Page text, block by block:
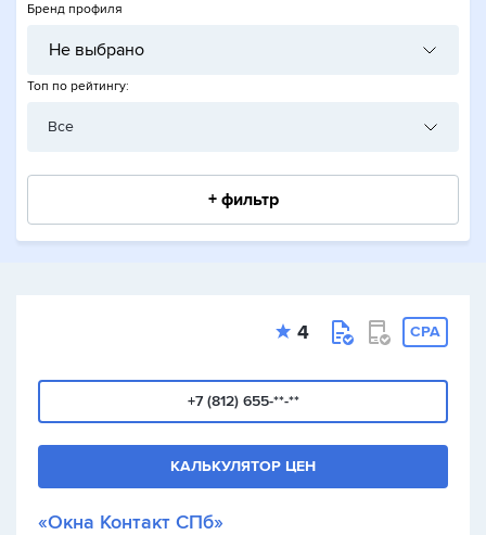
Бренд профиля
Не выбрано
Топ по рейтингу:
Все
+ фильтр
4 CPA
+7 (812) 655-**-**
КАЛЬКУЛЯТОР ЦЕН
«Окна Контакт СПб»